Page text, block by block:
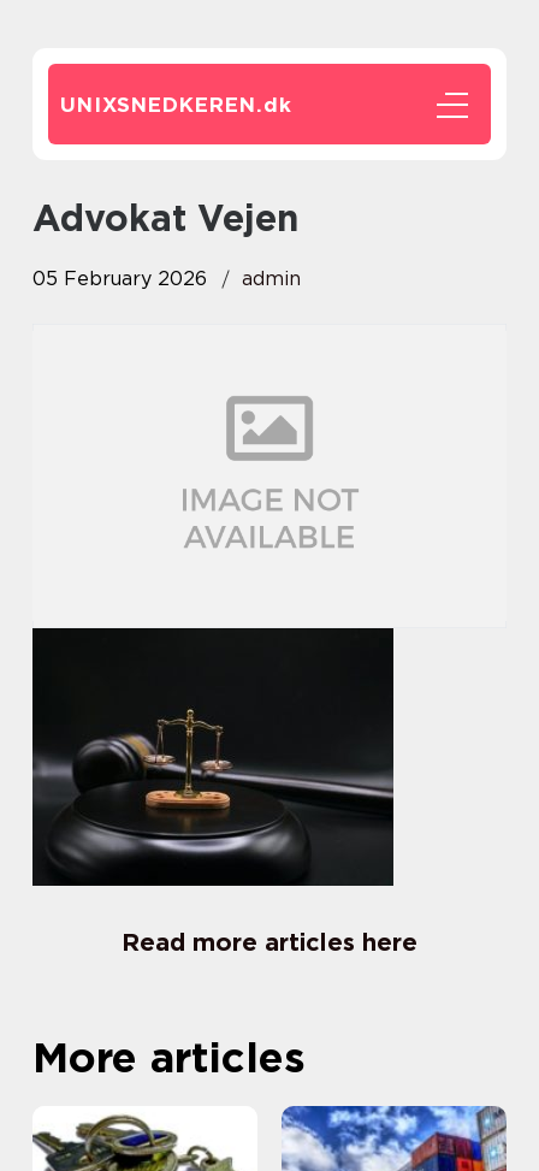
UNIXSNEDKEREN.dk
advokat Vejen
05 February 2026 admin
Read more articles here
More articles